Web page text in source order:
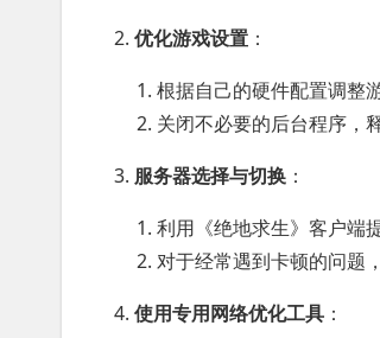
优化游戏设置 ：
根据自己的硬件配置调整
关闭不必要的后台程序，
服务器选择与切换 ：
利用《绝地求生》客户端
对于经常遇到卡顿的问题
使用专用网络优化工具 ：